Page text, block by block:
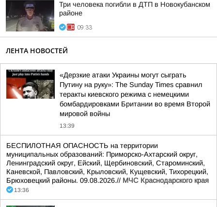
Три человека погибли в ДТП в Новокубанском
районе
09:33
ЛЕНТА НОВОСТЕЙ
«Дерзкие атаки Украины могут сыграть
Путину на руку»: The Sunday Times сравнил
теракты киевского режима с немецкими
бомбардировками Британии во время Второй
мировой войны
13:39
БЕСПИЛОТНАЯ ОПАСНОСТЬ на территории
муниципальных образований: Приморско-Ахтарский округ,
Ленинградский округ, Ейский, Щербиновский, Староминский,
Каневской, Павловский, Крыловский, Кущевский, Тихорецкий,
Брюховецкий районы. 09.08.2026.// МЧС Краснодарского края
13:36